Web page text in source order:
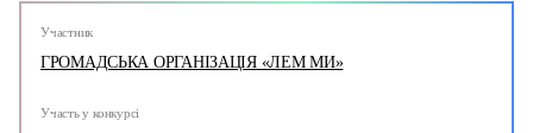
Участник
ГРОМАДСЬКА ОРГАНІЗАЦІЯ «ЛЕМ МИ»
Участь у конкурсі